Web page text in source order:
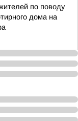
по поводу
дома на